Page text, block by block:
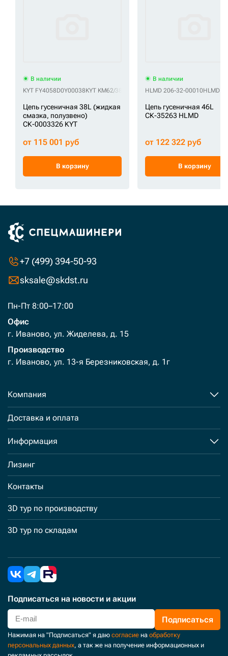
В наличии
KYT FY4058D0Y00038KYT KM62/38
Цепь гусеничная 38L (жидкая
смазка, полузвено)
СК-0003326 KYT
от 115 001 руб
В корзину
В наличии
HLMD 206-32-00010HLMD
Цепь гусеничная 46L
СК-35263 HLMD
от 122 322 руб
В корзину
+7 (499) 394-50-93
sksale@skdst.ru
Пн-Пт 8:00–17:00
Офис
г. Иваново, ул. Жиделева, д. 15
Производство
г. Иваново, ул. 13-я Березниковская, д. 1г
Компания
Доставка и оплата
Информация
Лизинг
Контакты
3D тур по производству
3D тур по складам
Подписаться на новости и акции
Подписаться
Нажимая на "Подписаться" я даю согласие на обработку
персональных данных, а так же на получение информационных и